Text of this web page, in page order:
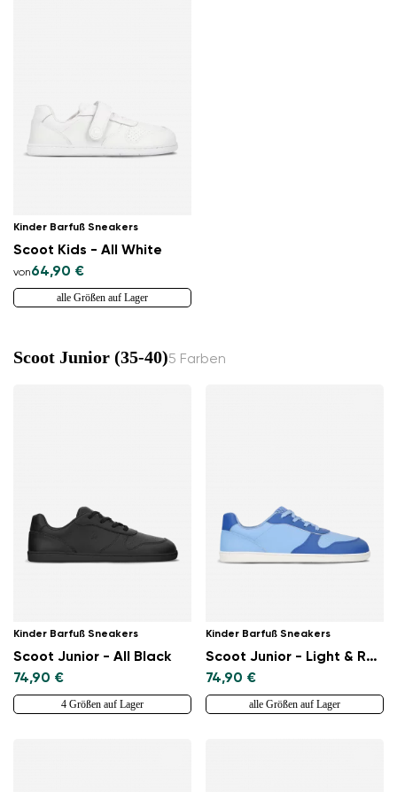
Kinder Barfuß Sneakers
Scoot Kids - All White
von64,90 €
alle Größen auf Lager
Scoot Junior (35-40)5 Farben
Kinder Barfuß Sneakers
Scoot Junior - All Black
74,90 €
4 Größen auf Lager
Kinder Barfuß Sneakers
Scoot Junior - Light & Royale Blue
74,90 €
alle Größen auf Lager